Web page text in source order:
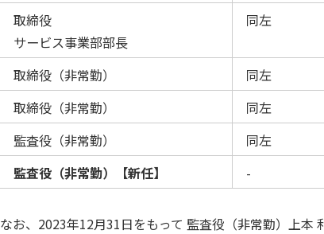
取締役
サービス事業部部長
同左
取締役（非常勤） 同左
取締役（非常勤）
同左
監査役（非常勤）
同左
監査役（非常勤）【新任】
-
なお、2023年12月31日をもって 監査役（非常勤）上本